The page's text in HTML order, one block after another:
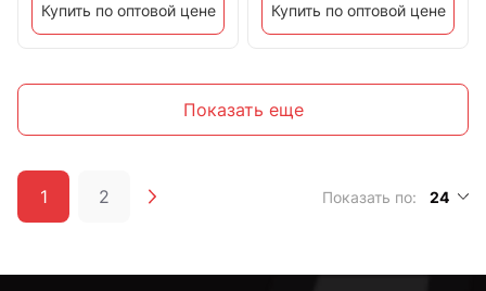
Купить по оптовой цене Купить по оптовой цене
Показать еще
1 2 Показать по: 24